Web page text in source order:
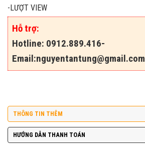
-LƯỢT VIEW
Hỗ trợ:
Hotline: 0912.889.416-
Email:nguyentantung@gmail.com
THÔNG TIN THÊM
HƯỚNG DẪN THANH TOÁN